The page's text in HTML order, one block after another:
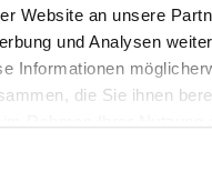
Website an unsere
und Analysen
Informationen
die Sie ihnen
– was braucht ein